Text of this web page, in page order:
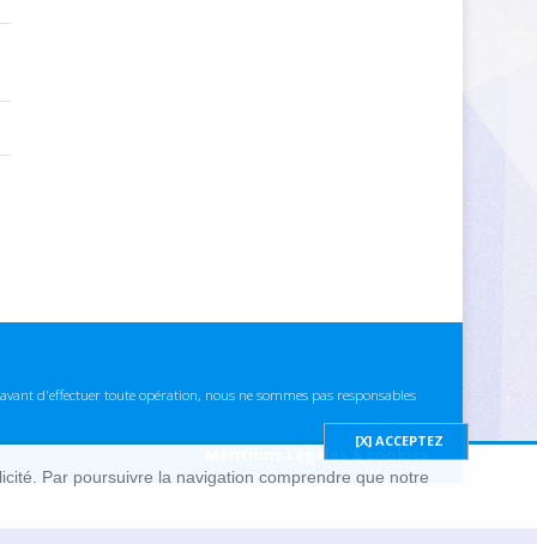
d'effectuer toute opération, nous ne sommes pas responsables
Mentions Légales & cookies
Par poursuivre la navigation comprendre que notre